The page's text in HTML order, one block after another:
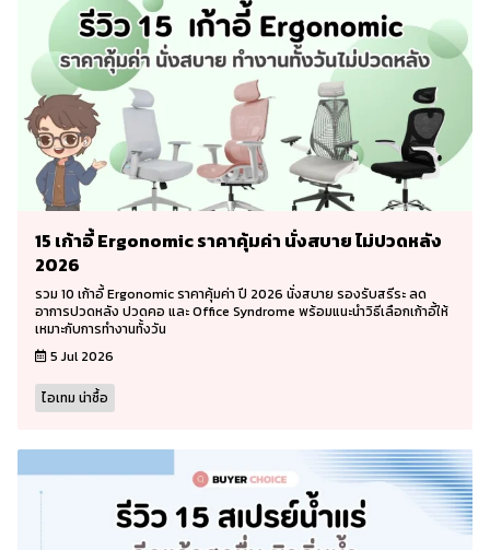
15 เก้าอี้ Ergonomic ราคาคุ้มค่า นั่งสบาย ไม่ปวดหลัง
2026
รวม 10 เก้าอี้ Ergonomic ราคาคุ้มค่า ปี 2026 นั่งสบาย รองรับสรีระ ลด
อาการปวดหลัง ปวดคอ และ Office Syndrome พร้อมแนะนำวิธีเลือกเก้าอี้ให้
เหมาะกับการทำงานทั้งวัน
5 Jul 2026
ไอเทม น่าซื้อ